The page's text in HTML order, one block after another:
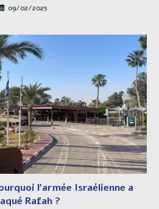
09/02/2025
l’armée Israélienne a
Rafah ?